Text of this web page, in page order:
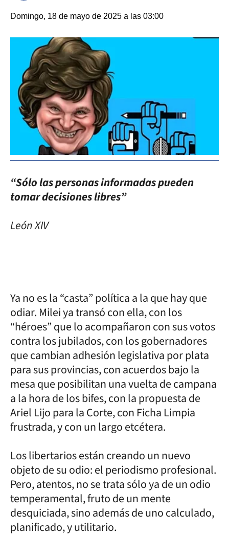
Domingo, 18 de mayo de 2025 a las 03:00
“Sólo las personas informadas pueden
tomar decisiones libres”
León XIV
Ya no es la “casta” política a la que hay que
odiar. Milei ya transó con ella, con los
“héroes” que lo acompañaron con sus votos
contra los jubilados, con los gobernadores
que cambian adhesión legislativa por plata
para sus provincias, con acuerdos bajo la
mesa que posibilitan una vuelta de campana
a la hora de los bifes, con la propuesta de
Ariel Lijo para la Corte, con Ficha Limpia
frustrada, y con un largo etcétera.
Los libertarios están creando un nuevo
objeto de su odio: el periodismo profesional.
Pero, atentos, no se trata sólo ya de un odio
temperamental, fruto de un mente
desquiciada, sino además de uno calculado,
planificado, y utilitario.